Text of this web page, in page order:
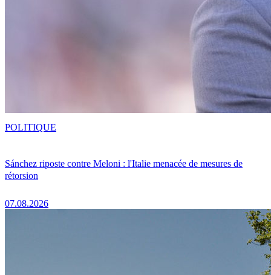
Sánchez riposte contre Meloni : l'Italie menacée de mesures de
rétorsion
07.08.2026
POLITIQUE